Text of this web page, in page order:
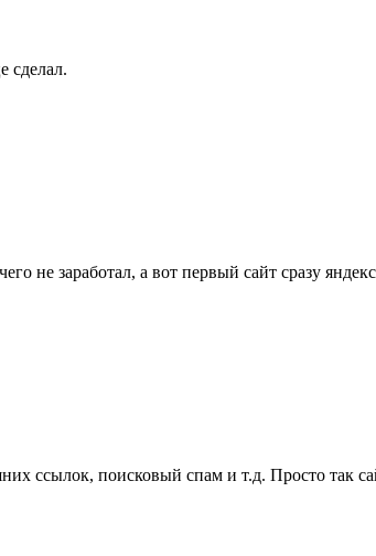
сделал.
не заработал, а вот первый сайт сразу
ссылок, поисковый спам и т.д. Просто так